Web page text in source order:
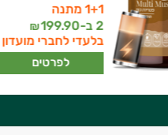
1+1 מתנה
2 ב-
199.90
₪
בלעדי לחברי מועדון
לפרטים